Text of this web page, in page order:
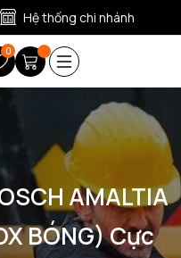
Hệ thống chi nhánh
0
AMALTIA
BÓNG) Cực